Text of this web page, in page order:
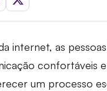
internet, as
confortáveis
um processo